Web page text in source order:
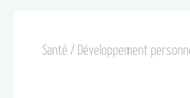
Santé / Développement